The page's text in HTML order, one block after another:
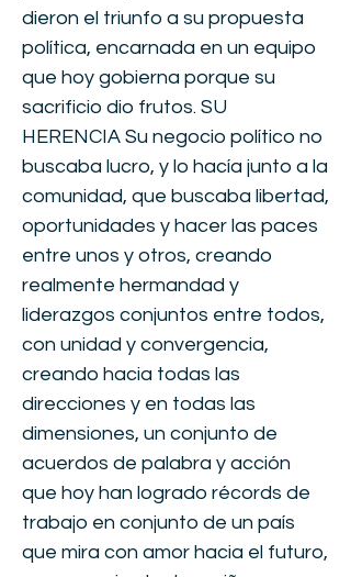
dieron el triunfo a su propuesta
política, encarnada en un equipo
que hoy gobierna porque su
sacrificio dio frutos. SU
HERENCIA Su negocio político no
buscaba lucro, y lo hacía junto a la
comunidad, que buscaba libertad,
oportunidades y hacer las paces
entre unos y otros, creando
realmente hermandad y
liderazgos conjuntos entre todos,
con unidad y convergencia,
creando hacia todas las
direcciones y en todas las
dimensiones, un conjunto de
acuerdos de palabra y acción
que hoy han logrado récords de
trabajo en conjunto de un país
que mira con amor hacia el futuro,